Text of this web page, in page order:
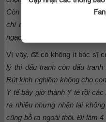
Còn chỉ một sai sót nhỏ
chí rút dao. Còn lương thì
ngạch viên chức…
Vì vậy, đã có không ít bác sĩ
lý thì đấu tranh còn đấu
Rút kinh nghiệm không cho
Y tế bây giờ thành Y té rồi
ra nhiều nhưng nhận lại
cũng bỏ ra ngoài thôi. Đi làm